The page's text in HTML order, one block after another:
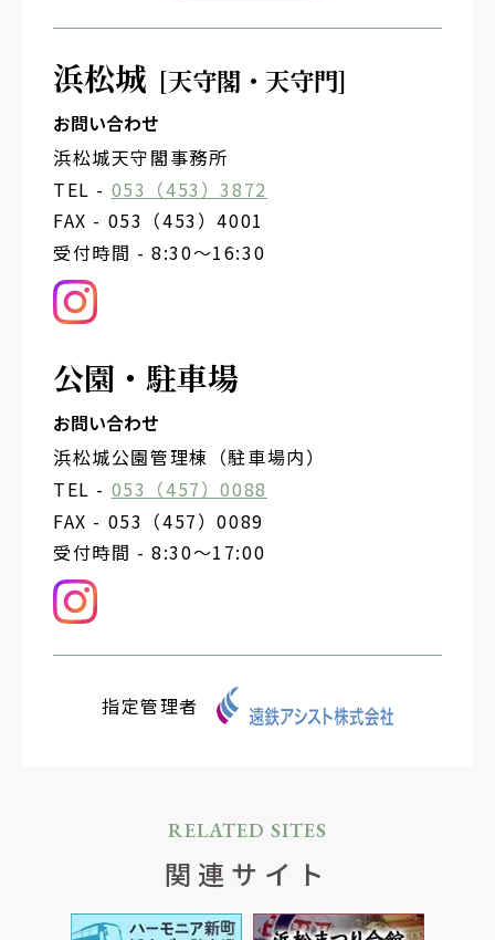
浜松城 [天守閣・天守門]
お問い合わせ
浜松城天守閣事務所
TEL - 053（453）3872
FAX - 053（453）4001
受付時間 - 8:30～16:30
公園・駐車場
お問い合わせ
浜松城公園管理棟（駐車場内）
TEL - 053（457）0088
FAX - 053（457）0089
受付時間 - 8:30～17:00
指定管理者
RELATED SITES
関連サイト